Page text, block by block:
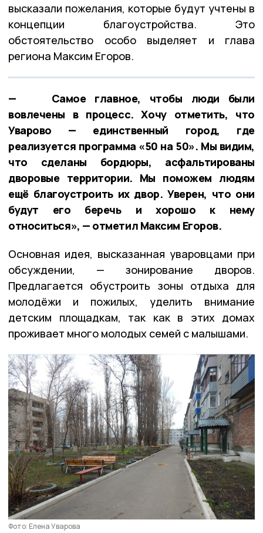
высказали пожелания, которые будут учтены в
концепции благоустройства. Это
обстоятельство особо выделяет и глава
региона Максим Егоров.
— Самое главное, чтобы люди были
вовлечены в процесс. Хочу отметить, что
Уварово — единственный город, где
реализуется программа «50 на 50». Мы видим,
что сделаны бордюры, асфальтированы
дворовые территории. Мы поможем людям
ещё благоустроить их двор. Уверен, что они
будут его беречь и хорошо к нему
относиться», — отметил Максим Егоров.
Основная идея, высказанная уваровцами при
обсуждении, — зонирование дворов.
Предлагается обустроить зоны отдыха для
молодёжи и пожилых, уделить внимание
детским площадкам, так как в этих домах
проживает много молодых семей с малышами.
Фото: Елена Уварова